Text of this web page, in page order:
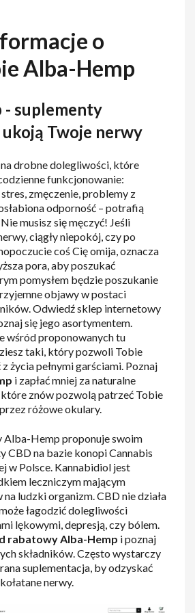
o
Alba-Hemp
- suplementy
Twoje nerwy
drobne dolegliwości, które
funkcjonowanie:
zmęczenie, problemy z
odporność – potrafią
musisz się męczyć! Jeśli
ciągły niepokój, czy po
coś Cię omija, oznacza
pora, aby poszukać
pomysłem będzie poszukanie
objawy w postaci
Odwiedź sklep internetowy
się jego asortymentem.
wśród proponowanych tu
taki, który pozwoli Tobie
życia pełnymi garściami. Poznaj
i zapłać mniej za naturalne
znów pozwolą patrzeć Tobie
różowe okulary.
Alba-Hemp proponuje swoim
CBD na bazie konopi Cannabis
w Polsce. Kannabidiol jest
leczniczym mającym
ludzki organizm. CBD nie działa
łagodzić dolegliwości
lękowymi, depresją, czy bólem.
rabatowy Alba-Hemp i poznaj
składników. Często wystarczy
suplementacja, by odzyskać
nerwy.